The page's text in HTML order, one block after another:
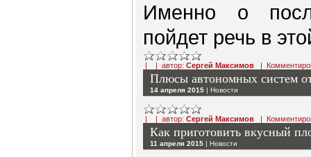
Именно о
пойдет речь в
| | автор: Сергей Максимов |
Плюсы автономных систем
14 апреля 2015 | Новости
| | автор: Сергей Максимов |
Как приготовить вкусный
11 апреля 2015 | Новости